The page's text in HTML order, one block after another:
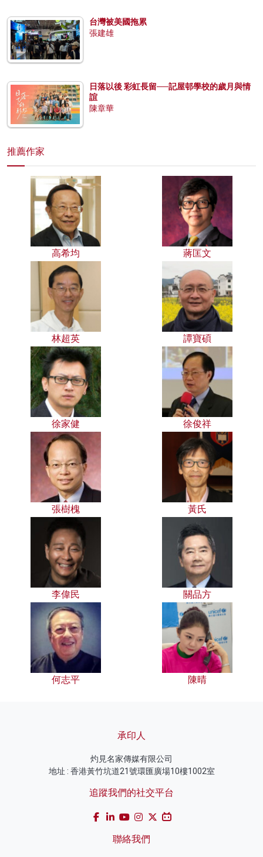
台灣被美國拖累
張建雄
日落以後 彩虹長留──記屋邨學校的歲月與情
誼
陳章華
推薦作家
高希均 蔣匡文
林超英 譚寶碩
徐家健 徐俊祥
張樹槐 黃氏
李偉民 關品方
何志平 陳晴
承印人
灼見名家傳媒有限公司
地址 : 香港黃竹坑道21號環匯廣場10樓1002室
追蹤我們的社交平台
聯絡我們